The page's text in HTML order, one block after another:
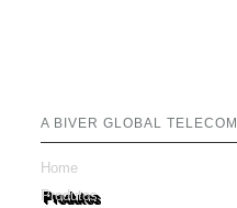
A BIVER GLOBAL TELECOM
Home
Produtos